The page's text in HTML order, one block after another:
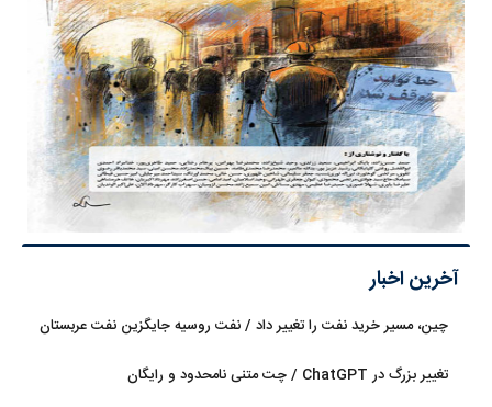
آخرین اخبار
چین، مسیر خرید نفت را تغییر داد / نفت روسیه جایگزین نفت عربستان
تغییر بزرگ در ChatGPT / چت متنی نامحدود و رایگان